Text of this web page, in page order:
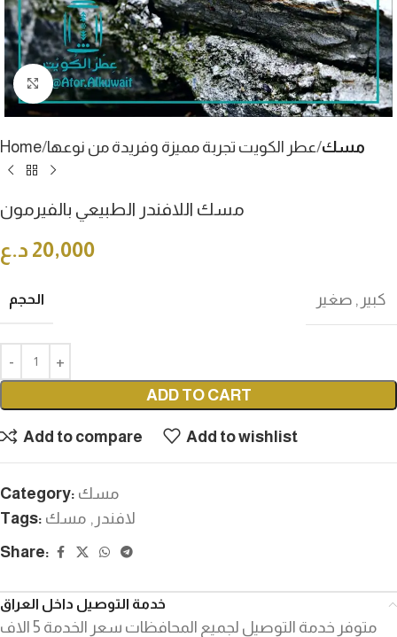
Click to enlarge
Home عطر الكويت تجربة مميزة وفريدة من نوعها مسك
مسك اللافندر الطبيعي بالفيرمون
20,000 د.ع
الحجم كبير , صغير
ADD TO CART
Add to compare Add to wishlist
Category: مسك
Tags:
لافندر , مسك
Share:
خدمة التوصيل داخل العراق
متوفر خدمة التوصيل لجميع المحافظات سعر الخدمة 5 الاف